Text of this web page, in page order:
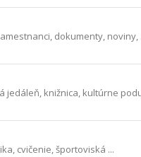
dokumenty, noviny,
jedáleň, knižnica, kultúrne
cvičenie, športoviská ...